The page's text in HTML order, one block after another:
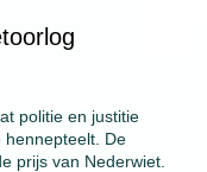
politie en justitie
hennepteelt. De
prijs van Nederwiet.